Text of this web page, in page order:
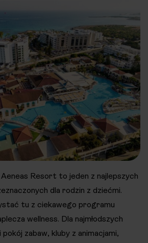
Resort to jeden z najlepszych
dla rodzin z dziećmi.
tu z ciekawego programu
wellness. Dla najmłodszych
zabaw, kluby z animacjami,